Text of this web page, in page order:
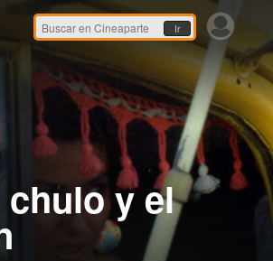
Ir
chulo y el